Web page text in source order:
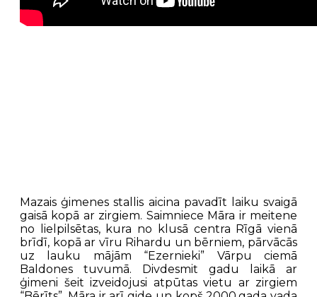
Mazais ģimenes stallis aicina pavadīt laiku svaigā
gaisā kopā ar zirgiem. Saimniece Māra ir meitene
no lielpilsētas, kura no klusā centra Rīgā vienā
brīdī, kopā ar vīru Rihardu un bērniem, pārvācās
uz lauku mājām “Ezernieki” Vārpu ciemā
Baldones tuvumā. Divdesmit gadu laikā ar
ģimeni šeit izveidojusi atpūtas vietu ar zirgiem